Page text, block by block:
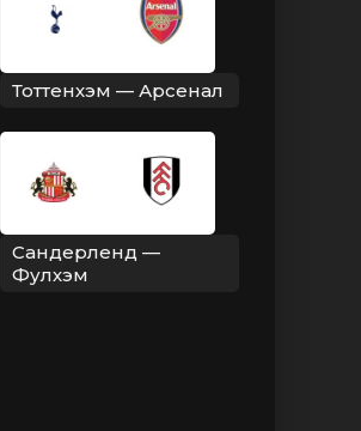
Тоттенхэм — Арсенал
Сандерленд —
Фулхэм